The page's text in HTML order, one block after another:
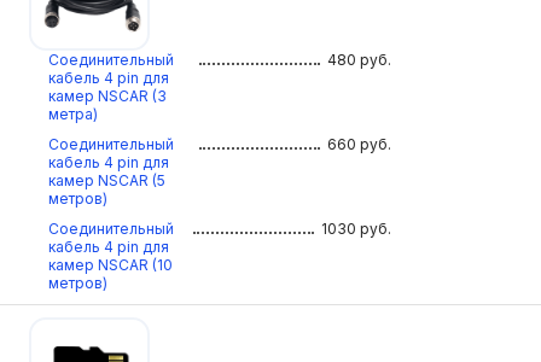
Соединительный
кабель 4 pin для
камер NSCAR (3
метра)
480 руб.
Соединительный
кабель 4 pin для
камер NSCAR (5
метров)
660 руб.
Соединительный
кабель 4 pin для
камер NSCAR (10
метров)
1030 руб.